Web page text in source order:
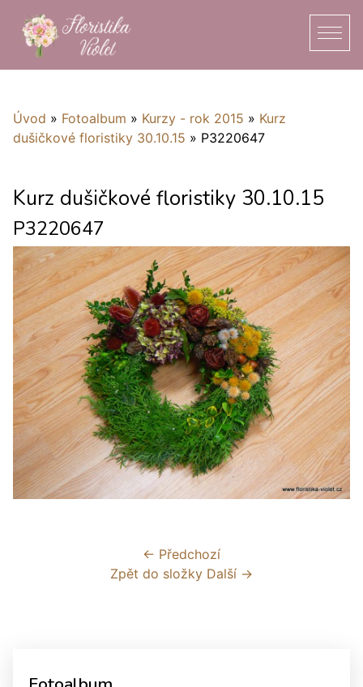
Úvod » Fotoalbum » Kurzy - rok 2015 » Kurz
dušičkové floristiky 30.10.15 » P3220647
Kurz dušičkové floristiky 30.10.15
P3220647
← Předchozí
Zpět do složky Další →